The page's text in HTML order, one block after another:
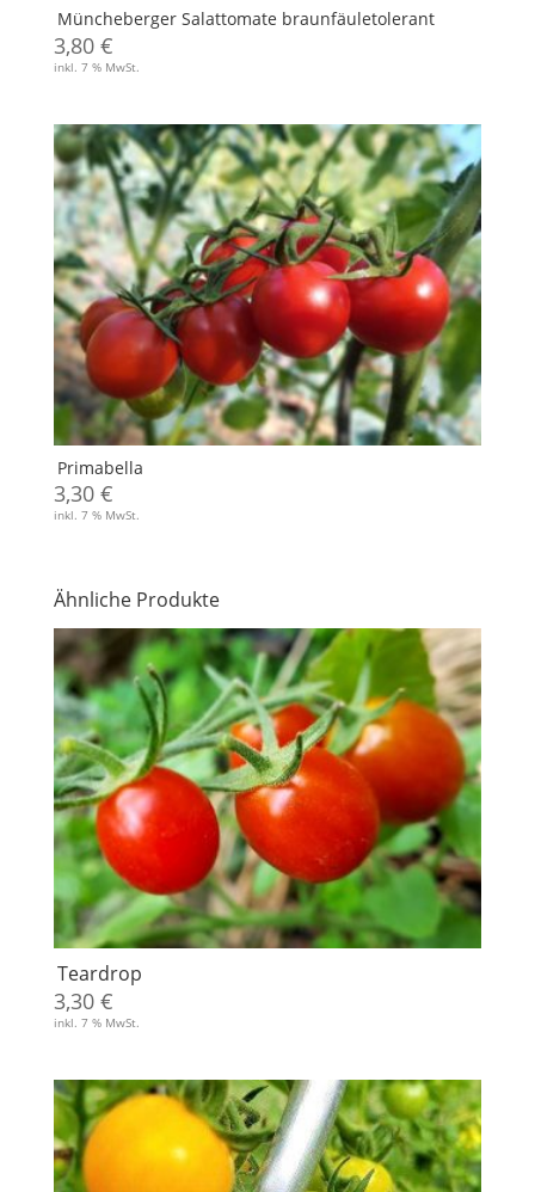
Müncheberger Salattomate braunfäuletolerant
3,80 €
inkl. 7 % MwSt.
Primabella
3,30 €
inkl. 7 % MwSt.
Ähnliche Produkte
Teardrop
3,30 €
inkl. 7 % MwSt.